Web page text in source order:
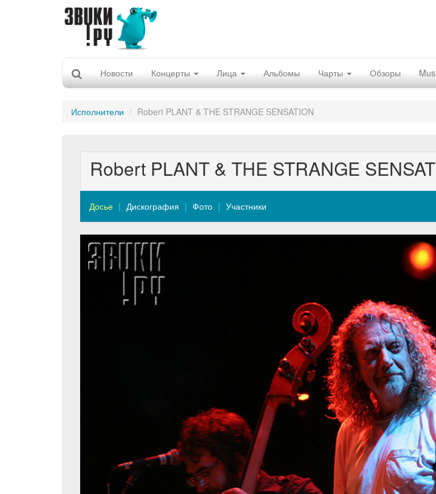
Новости Концерты Лица Альбомы Чарты Обзоры
Исполнители Robert PLANT & THE STRANGE SENSATION
Robert PLANT & THE STRANGE
Досье Дискография Фото Участники